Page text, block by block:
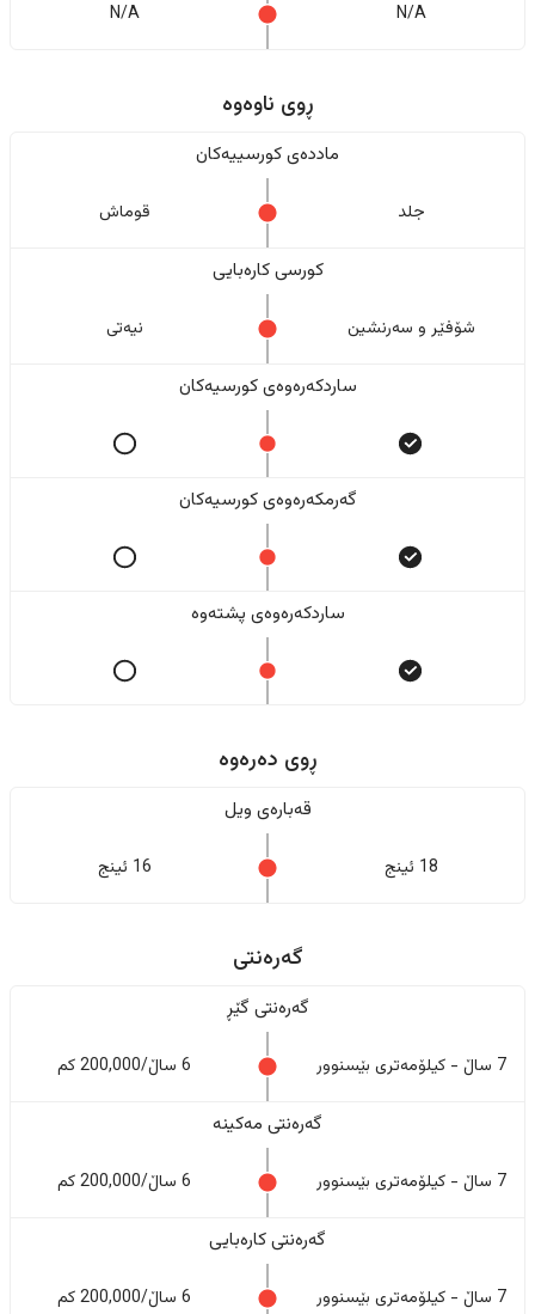
N/A
N/A
ڕوی ناوەوە
ماددەی کورسییەکان
جلد قوماش
کورسی کارەبایی
شۆفێر و سەرنشین نیەتی
ساردکەرەوەی کورسیەکان
گەرمکەرەوەی کورسیەکان
ساردکەرەوەی پشتەوە
ڕوی دەرەوە
قەبارەی ویل
18 ئینج 16 ئینج
گەرەنتی
گەرەنتی گێڕ
7 ساڵ - کیلۆمەتری بێسنوور 6 ساڵ/200,000 کم
گەرەنتی مەکینە
7 ساڵ - کیلۆمەتری بێسنوور 6 ساڵ/200,000 کم
گەرەنتی کارەبایی
7 ساڵ - کیلۆمەتری بێسنوور 6 ساڵ/200,000 کم